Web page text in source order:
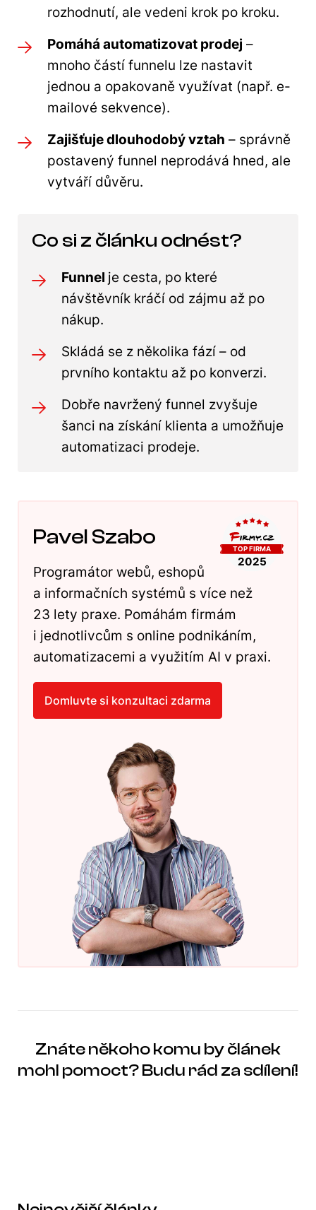
rozhodnutí, ale vedeni krok po kroku.
Pomáhá automatizovat prodej –
mnoho částí funnelu lze nastavit
jednou a opakovaně využívat (např. e-
mailové sekvence).
Zajišťuje dlouhodobý vztah – správně
postavený funnel neprodává hned, ale
vytváří důvěru.
Co si z článku odnést?
Funnel je cesta, po které
návštěvník kráčí od zájmu až po
nákup.
Skládá se z několika fází – od
prvního kontaktu až po konverzi.
Dobře navržený funnel zvyšuje
šanci na získání klienta a umožňuje
automatizaci prodeje.
Pavel Szabo
Programátor webů, eshopů
a informačních systémů s více než
23 lety praxe. Pomáhám firmám
i jednotlivcům s online podnikáním,
automatizacemi a využitím AI v praxi.
Domluvte si konzultaci zdarma
Znáte někoho komu by článek
mohl pomoct? Budu rád za sdílení!